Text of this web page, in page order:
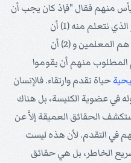
منهم فقال "فإذ كان يجب أن
تكونوا معلمين لتمادي الزمان" الأمر الذي نتعلم منه (1) أن
المسيحيين الجدد لا يجب أن يكونوا هم المعلمين و (2) أن
منهم أن يقوموا
حياة تقدم وارتقاء. فالإنسان
في عضوية الكنيسة، بل هناك
الحقائق العميقة إلاَّ عن
في التقدم. لأن هذه ليست
الخاطر، بل هي حقائق